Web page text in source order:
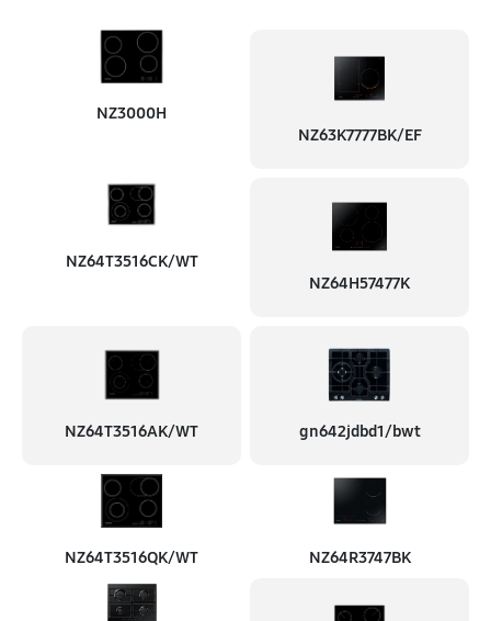
NZ3000H
NZ63K7777BK/EF
NZ64T3516CK/WT
NZ64H57477K
NZ64T3516AK/WT gn642jdbd1/bwt
NZ64T3516QK/WT NZ64R3747BK